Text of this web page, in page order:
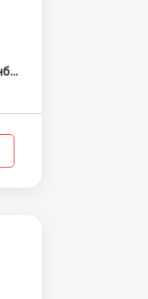
Германия (Нюрнберг)